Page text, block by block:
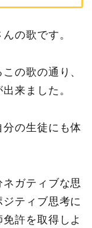
の歌です。
の歌の通り、
来ました。
の生徒にも体
ネガティブな思
ティブ思考に
許を取得しよ